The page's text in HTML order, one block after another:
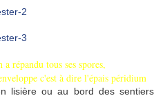
répandu tous ses spores,
c'est à dire l'épais péridium
lisière ou au bord des sentiers